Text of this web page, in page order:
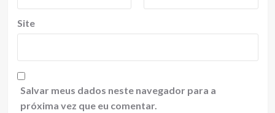
Site
Salvar meus dados neste navegador para a
próxima vez que eu comentar.